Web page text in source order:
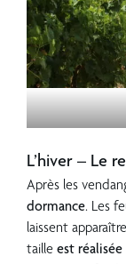
L’hiver – Le
Après les
dormance. Les
laissent
taille est réalisée